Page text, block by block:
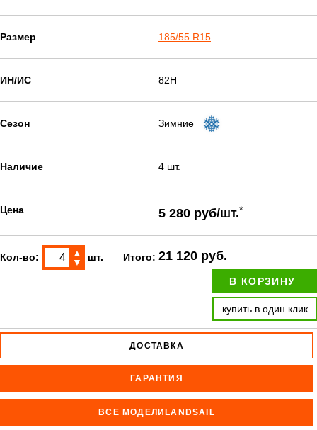
Размер 185/55 R15
ИН/ИС 82H
Сезон Зимние
Наличие 4 шт.
Цена 5 280 руб/шт.*
Кол-во:
▲
▼
шт. Итого: 21 120 руб.
В КОРЗИНУ
купить в один клик
ДОСТАВКА
ГАРАНТИЯ
ВСЕ МОДЕЛИLANDSAIL